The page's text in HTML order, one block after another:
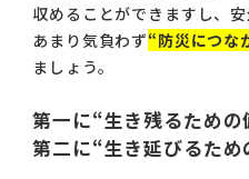
収めることができますし、
あまり気負わず“防災につな
ましょう。
第一に“生き残るための
第二に“生き延びるため